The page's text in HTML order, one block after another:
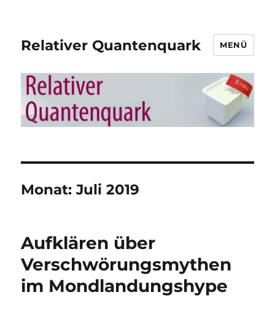
Relativer Quantenquark MENÜ
Monat:Juli 2019
Aufklären über
Verschwörungsmythen
im Mondlandungshype